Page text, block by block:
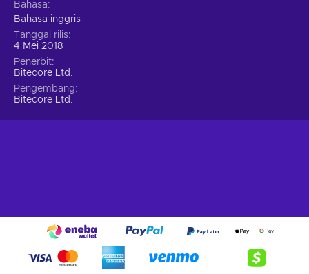
Bahasa
Bahasa inggris
Tanggal rilis
4 Mei 2018
Penerbit
Bitecore Ltd.
Pengembang
Bitecore Ltd.